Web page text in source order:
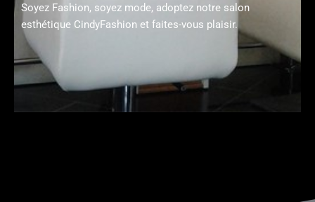
Soyez Fashion, soyez mode, adoptez notre salon
esthétique CindyFashion et faites-vous plaisir.